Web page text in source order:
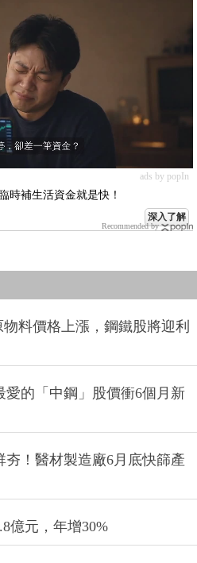
ads by popIn
時補生活資金就是快！
深入了解
Recommended by
料價格上漲，鋼鐵股將迎利
的「中鋼」股價衝6個月新
夯！醫材製造廠6月底快篩產
億元，年增30%